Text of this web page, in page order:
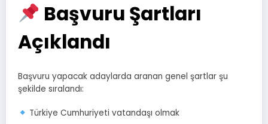
Başvuru Şartları
Açıklandı
Başvuru yapacak adaylarda aranan genel şartlar şu
şekilde sıralandı:
Türkiye Cumhuriyeti vatandaşı olmak